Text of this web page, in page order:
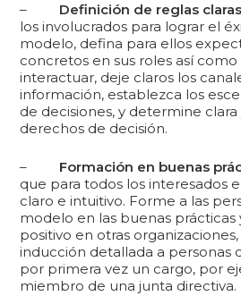
– Definición de reglas claras
los involucrados para lograr el
modelo, defina para ellos
concretos en sus roles así
interactuar, deje claros los
información, establezca los
de decisiones, y determine
derechos de decisión.
– Formación en buenas
que para todos los interesados
claro e intuitivo. Forme a las
modelo en las buenas prácticas
positivo en otras
inducción detallada a personas
por primera vez un cargo, por
miembro de una junta directiva.